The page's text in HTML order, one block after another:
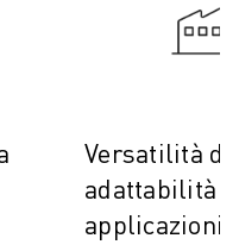
A FILO
Versatilità
adattabilità
applicazioni